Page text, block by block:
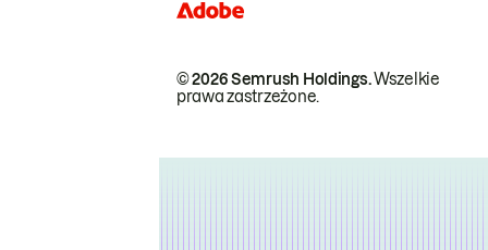
© 2026 Semrush Holdings.Wszelkie
prawa zastrzeżone.